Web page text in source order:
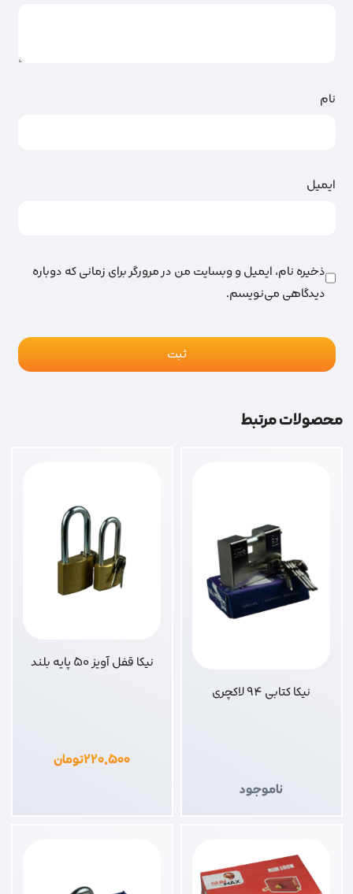
نام
ایمیل
ذخیره نام، ایمیل و وبسایت من در مرورگر برای زمانی که دوباره
دیدگاهی می‌نویسم.
محصولات مرتبط
نیکا کتابی 94 لاکچری
ناموجود
نیکا قفل آویز 50 پایه بلند
۲۲۰,۵۰۰تومان